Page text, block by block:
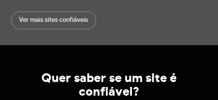
Ver mais sites confiáveis
Quer saber se um site é
confiável?